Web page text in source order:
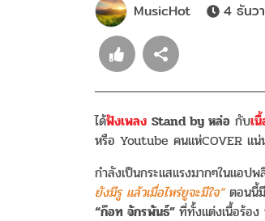
MusicHot 4 ธันว
ได้ฟังเพลง Stand by หล่อ กับเ
หรือ Youtube คนแห่COVER แน่
กำลังเป็นกระแสแรงมากๆในแอป
ยังมีรู แล้วเมื่อไหร่ยูจะมีใจ”ตอนนี้มี
“ก๊อท จักรพันธ์” ที่ทั้งแต่งเนื้อร้อ